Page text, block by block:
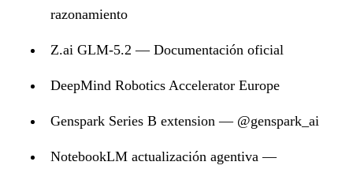
razonamiento
Z.ai GLM-5.2 — Documentación oficial
DeepMind Robotics Accelerator Europe
Genspark Series B extension — @genspark_ai
NotebookLM actualización agentiva —